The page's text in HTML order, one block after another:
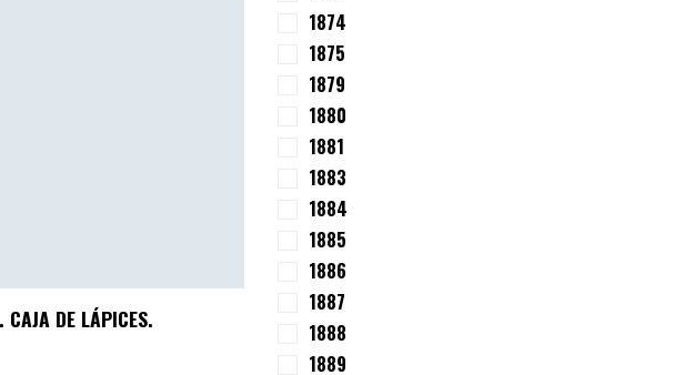
CAJA DE LÁPICES.
1874
1875
1879
1880
1881
1883
1884
1885
1886
1887
1888
1889